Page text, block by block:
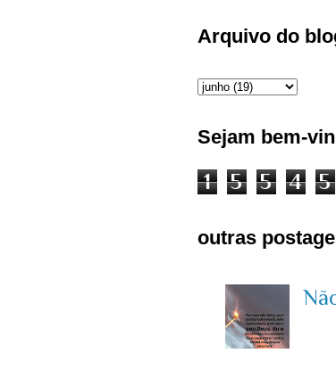
Arquivo do
Sejam bem-
1 5 5 4 5
outras